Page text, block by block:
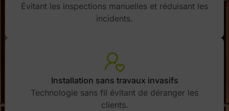
Évitant les inspections manuelles et réduisant les
incidents.
Installation sans travaux invasifs
Technologie sans fil évitant de déranger les
clients.